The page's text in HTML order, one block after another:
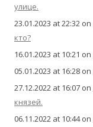
улице.
23.01.2023 at 22:32 on
кто?
16.01.2023 at 10:21 on
05.01.2023 at 16:28 on
27.12.2022 at 16:07 on
князей.
06.11.2022 at 10:44on